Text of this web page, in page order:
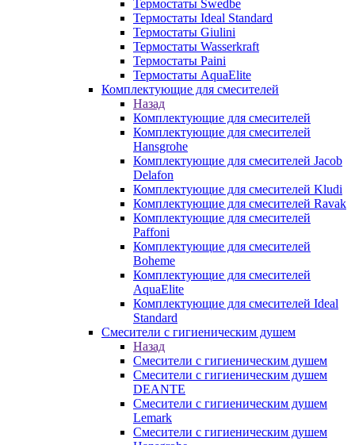
Термостаты Swedbe
Термостаты Ideal Standard
Термостаты Giulini
Термостаты Wasserkraft
Термостаты Paini
Термостаты AquaElite
Комплектующие для смесителей
Назад
Комплектующие для смесителей
Комплектующие для смесителей
Hansgrohe
Комплектующие для смесителей Jacob
Delafon
Комплектующие для смесителей Kludi
Комплектующие для смесителей Ravak
Комплектующие для смесителей
Paffoni
Комплектующие для смесителей
Boheme
Комплектующие для смесителей
AquaElite
Комплектующие для смесителей Ideal
Standard
Смесители с гигиеническим душем
Назад
Смесители с гигиеническим душем
Смесители с гигиеническим душем
DEANTE
Смесители с гигиеническим душем
Lemark
Смесители с гигиеническим душем